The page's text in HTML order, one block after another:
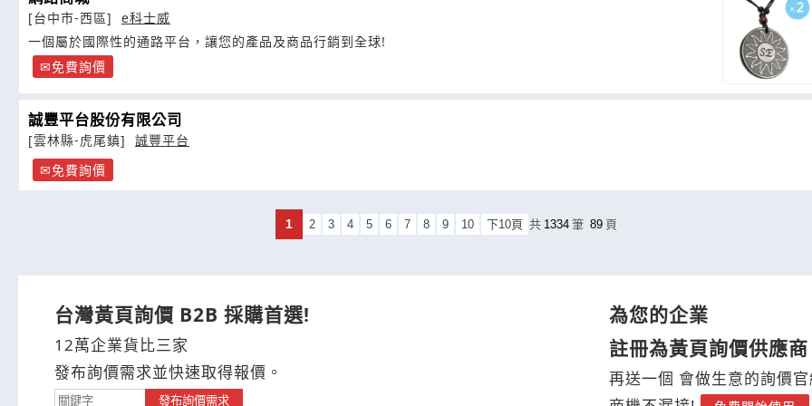
[台中市-西區]
e科士威
一個屬於國際性的通路平台，讓您的產品及商品行銷到全球!
免費詢價
誠豐平台股份有限公司
[雲林縣-虎尾鎮]
誠豐平台
免費詢價
1 2 3 4 5 6 7 8 9 10 下10頁 共 1334 筆 89 頁
台灣黃頁詢價 B2B 採購首選!
12萬企業貨比三家
發布詢價需求並快速取得報價。
發布詢價需求
為您的企業
註冊為黃頁詢價供應商
再送一個 會做生意的詢價